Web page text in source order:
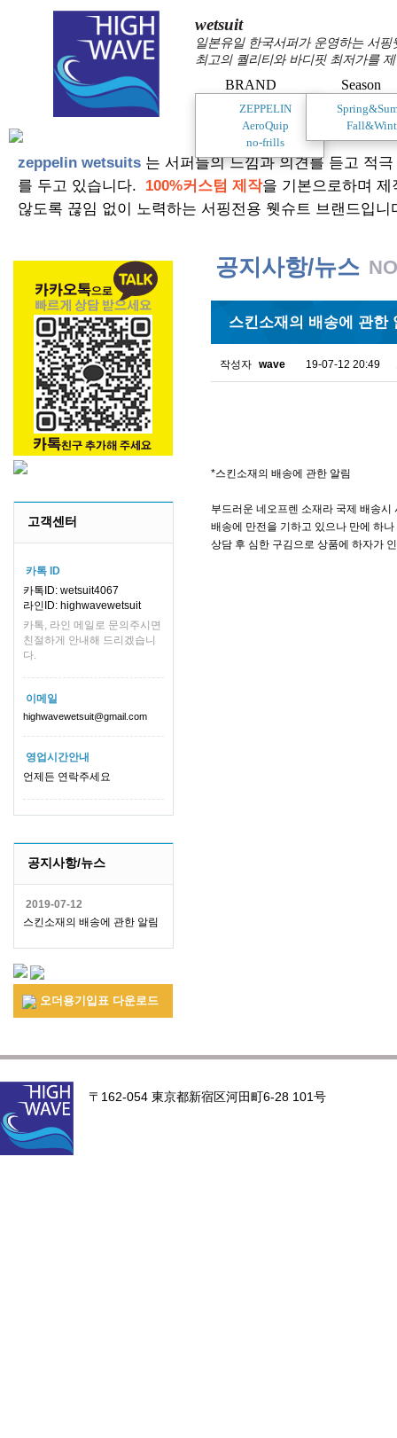
wetsuit
일본유일 한국서퍼가 운영하는 서
최고의 퀄리티와 바디핏 최저가를
BRAND
ZEPPELIN
AeroQuip
no-frills
Season
zeppelin wetsuits 는 서퍼들의 느낌과 의견를 듣고 적
를 두고 있습니다. 100%커스텀 제작을 기본으로하며
않도록 끊임 없이 노력하는 서핑전용 웻슈트 브랜드입니
고객센터
카톡 ID
카톡ID: wetsuit4067
라인ID: highwavewetsuit
카톡, 라인 메일로 문의주시면
친절하게 안내해 드리겠습니
다.
이메일
highwavewetsuit@gmail.com
영업시간안내
언제든 연락주세요
공지사항/뉴스
2019-07-12
스킨소재의 배송에 관한 알림
오더용기입표 다운로드
공지사항/뉴스
스킨소재의 배송에 관한
작성자 wave 19-07-12 20:49
*스킨소재의 배송에 관한 알림
부드러운 네오프렌 소재라 국제 배송
배송에 만전을 기하고 있으나 만에 하
상담 후 심한 구김으로 상품에 하자가
〒162-054 東京都新宿区河田町6-28 101号